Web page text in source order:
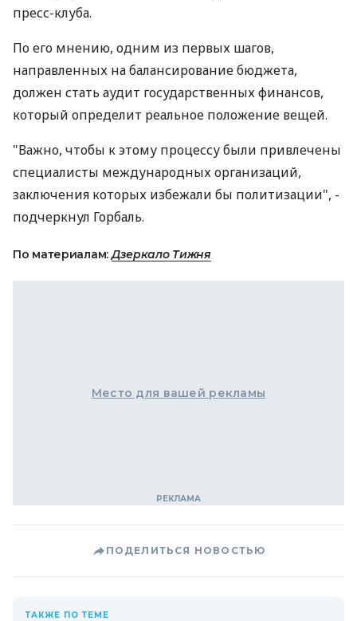
пресс-клуба.
По его мнению, одним из первых шагов,
направленных на балансирование бюджета,
должен стать аудит государственных финансов,
который определит реальное положение вещей.
"Важно, чтобы к этому процессу были привлечены
специалисты международных организаций,
заключения которых избежали бы политизации", -
подчеркнул Горбаль.
По материалам:Дзеркало Тижня
Место для вашей рекламы
ПОДЕЛИТЬСЯ НОВОСТЬЮ
ТАКЖЕ ПО ТЕМЕ